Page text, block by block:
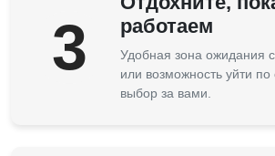
3
работаем
Удобная зона ожидания
или возможность уйти
выбор за вами.